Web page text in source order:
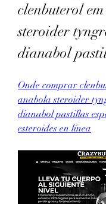
clenbuterol
steroider
dianabol
Onde comprar
anabola steroider
dianabol pastillas
esteroides en línea